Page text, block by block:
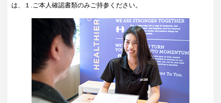
は、１.ご本人確認書類のみご持参ください。